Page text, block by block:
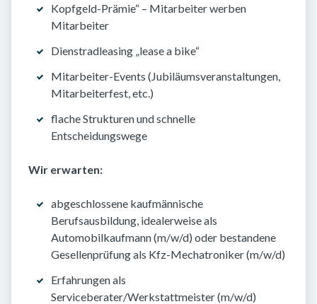
Kopfgeld-Prämie“ – Mitarbeiter werben
Mitarbeiter
Dienstradleasing „lease a bike“
Mitarbeiter-Events (Jubiläumsveranstaltungen,
Mitarbeiterfest, etc.)
flache Strukturen und schnelle
Entscheidungswege
Wir erwarten:
abgeschlossene kaufmännische
Berufsausbildung, idealerweise als
Automobilkaufmann (m/w/d) oder bestandene
Gesellenprüfung als Kfz-Mechatroniker (m/w/d)
Erfahrungen als
Serviceberater/Werkstattmeister (m/w/d)